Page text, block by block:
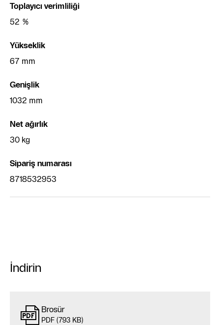
Toplayıcı verimliliği
52 %
Yükseklik
67 mm
Genişlik
1032 mm
Net ağırlık
30 kg
‌Sipariş numarası
8718532953
İndirin
Brosür
PDF (793 KB)